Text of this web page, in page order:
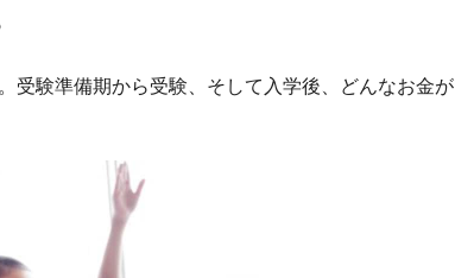
受験準備期から受験、そして入学後、どんなお金が